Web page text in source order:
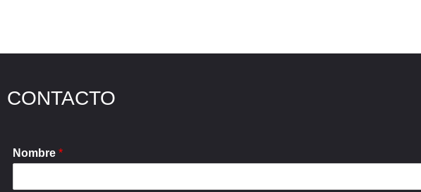
CONTACTO
Nombre *